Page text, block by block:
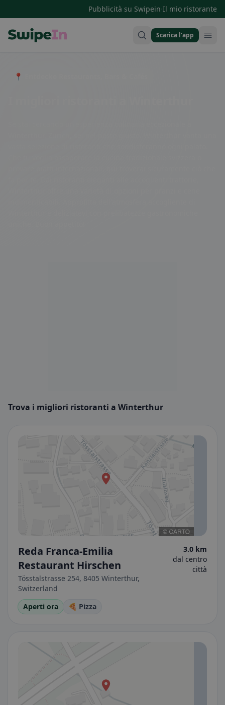
Pubblicità su Swipein·Il mio ristorante
Scarica l’app
📍 Entdecke Restaurants, Bars & Cafés
Trova i migliori ristoranti a Winterthur
Reda Franca-Emilia
Restaurant Hirschen
Tösstalstrasse 254, 8405 Winterthur,
Switzerland
3.0 km
dal centro
città
Aperti ora 🍕 Pizza